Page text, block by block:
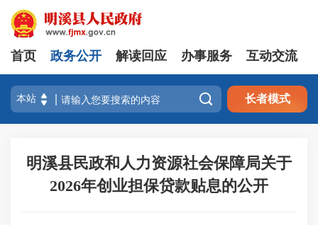
首页 政务公开 解读回应 办事服务 互动交流
 长者模式
明溪县民政和人力资源社会保障局关于
2026年创业担保贷款贴息的公开